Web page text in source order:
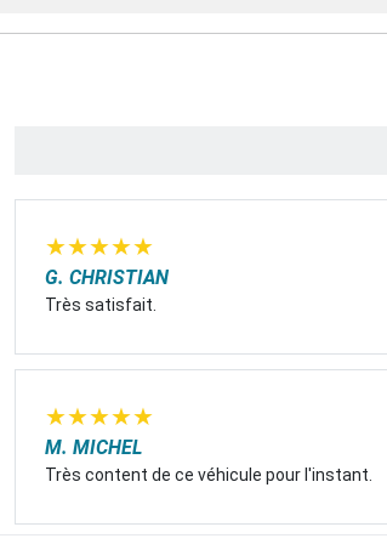
★★★★★
G. CHRISTIAN
Très satisfait.
★★★★★
M. MICHEL
Très content de ce véhicule pour l'instant.